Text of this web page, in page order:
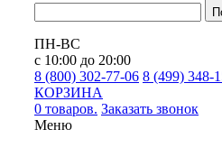
ПН-ВС
с 10:00 до 20:00
8 (800) 302-77-06 8 (499) 348-
КОРЗИНА
0 товаров. Заказать звонок
Меню